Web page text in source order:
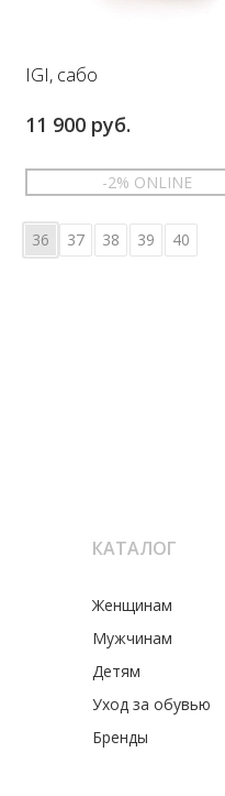
IGI, сабо
11 900 руб.
-2% ONLINE
36 37 38 39 40
КАТАЛОГ
Женщинам
Мужчинам
Детям
Уход за обувью
Бренды